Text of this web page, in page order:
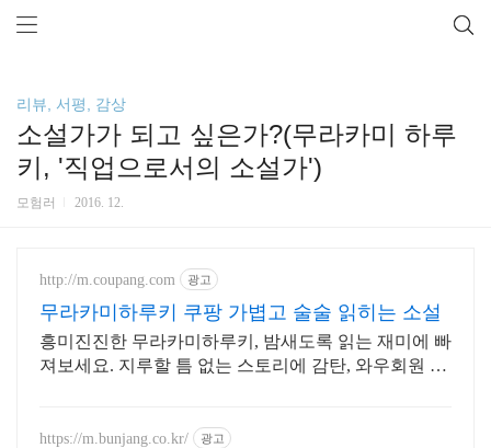
리뷰, 서평, 감상
소설가가 되고 싶은가?(무라카미 하루
키, '직업으로서의 소설가')
모험러 2016. 12.
http://m.coupang.com 광고
무라카미하루키 쿠팡 가볍고 술술 읽히는 소설
흥미진진한 무라카미하루키, 밤새도록 읽는 재미에 빠
져보세요. 지루할 틈 없는 스토리에 감탄, 와우회원 무
https://m.bunjang.co.kr/ 광고